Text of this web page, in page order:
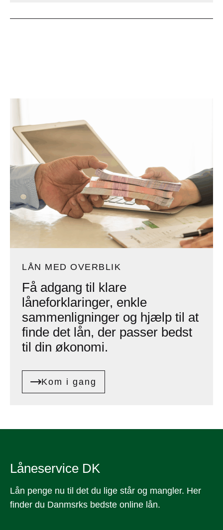
LÅN MED OVERBLIK
Få adgang til klare
låneforklaringer, enkle
sammenligninger og hjælp til at
finde det lån, der passer bedst
til din økonomi.
Kom i gang
Låneservice DK
Lån penge nu til det du lige står og mangler. Her
finder du Danmsrks bedste online lån.